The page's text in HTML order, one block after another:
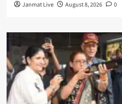
Janmat Live August 8, 2026 0